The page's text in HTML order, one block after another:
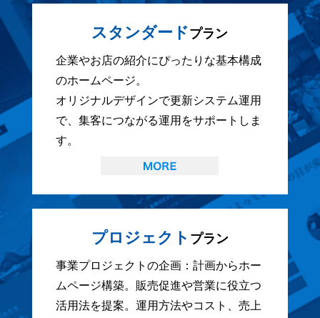
スタンダードプラン
企業やお店の紹介にぴったりな基本構成
のホームページ。
オリジナルデザインで更新システム運用
で、集客につながる運用をサポートしま
す。
プロジェクト プラン
事業プロジェクトの企画：計画からホー
ムページ構築。販売促進や営業に役立つ
活用法を提案。運用方法やコスト、売上